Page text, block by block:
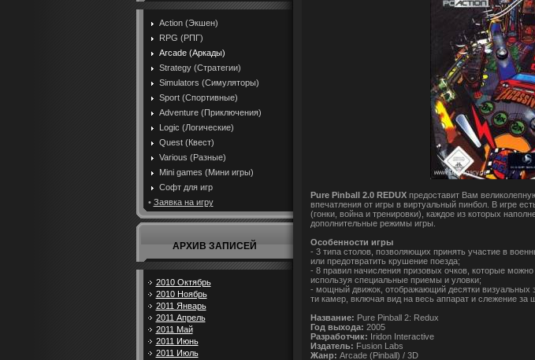
Action (Экшен)
RPG (РПГ)
Arcade (Аркады)
Strategy (Стратегии)
Simulators (Симуляторы)
Sport (Спортивные)
Adventure (Приключения)
Logic (Логические)
Quest (Квест)
Various (Разные)
Mini games (Мини игры)
Софт для игр
• Заявка на игру
АРХИВ ЗАПИСЕЙ
2010 Октябрь
2010 Ноябрь
2011 Январь
2011 Апрель
2011 Май
2011 Июнь
2011 Июль
Pure Pinball 2.0 REDUXпредоставит Вам
впечатления от игры в виртуальный пинбол. В игре
(гонки, война и тренировки), каждое из которых
дополнительные режимы игры.
Особенности игры
- 3 типа столов, позволяющих принять участие в
или предотвратить крушение поезда;
- 8 правил начисления призовых очков, которые
используя специальные приемы и уловки;
- мощный движок, отображающий десятки визуальных
ти камер, включая вид на весь аппарат и слежение за
Название: Pure Pinball 2: Redux
Год выхода: 2005
Разработчик: Iridon Interactive
Издатель: Fusion Labs
Жанр: Arcade (Pinball) / 3D